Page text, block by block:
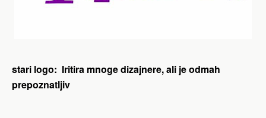
stari logo: Iritira mnoge dizajnere, ali je odmah
prepoznatljiv